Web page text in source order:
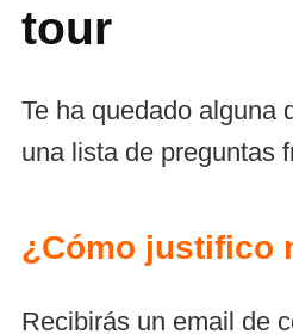
tour
Te ha quedado alguna
una lista de preguntas
¿Cómo justifico
Recibirás un email de